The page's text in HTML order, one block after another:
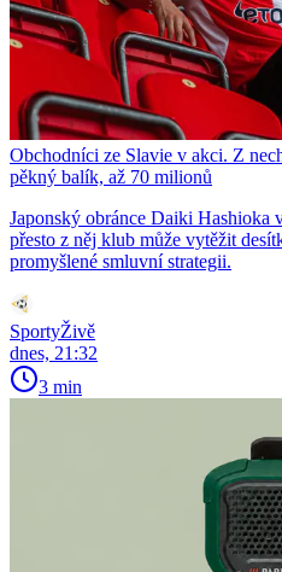
Obchodníci ze Slavie v akci. Z
pěkný balík, až 70 milionů
Japonský obránce Daiki Hashioka
přesto z něj klub může vytěžit
promyšlené smluvní strategii.
SportyŽivě
dnes, 21:32
3 min